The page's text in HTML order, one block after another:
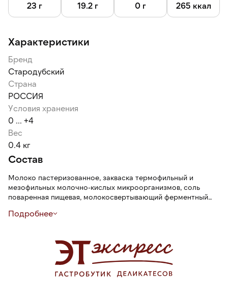
23 г 19.2 г 0 г 265 ккал
Характеристики
Бренд
Стародубский
Страна
РОССИЯ
Условия хранения
0 ... +4
Вес
0.4 кг
Состав
Молоко пастеризованное, закваска термофильный и
мезофильных молочно-кислых микроорганизмов, соль
поваренная пищевая, молокосвертывающий ферментный
животного происхождения лизоцим, вода питьевая, масло
молокосвертывающий ферментный препарат животного
происхождения), стабилизаторы Е1400, Е1412, сыворотка
молочная сухая, эмульгаторы Е42, Е450, регулятор
кислотности Е339, консервант Е200.
Подробнее